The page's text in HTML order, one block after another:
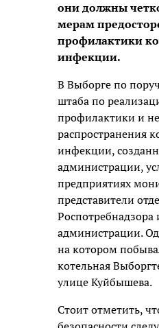
они должны
мерам
профилактики
инфекции.
В Выборге по
штаба по
профилактики и
распространения
инфекции,
администрации,
предприятиях
представители
администрации.
на котором
котельная
улице Куйбышева.
Стоит отметить,